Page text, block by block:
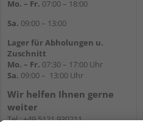
Mo. – Fr. 07:00 – 18:00
Sa. 09:00 – 13:00
Lager für Abholungen u.
Zuschnitt
Mo. – Fr. 07:30 – 17:00 Uhr
Sa. 09:00 – 13:00 Uhr
Wir helfen Ihnen gerne
weiter
Tel.:+49 5121 930211